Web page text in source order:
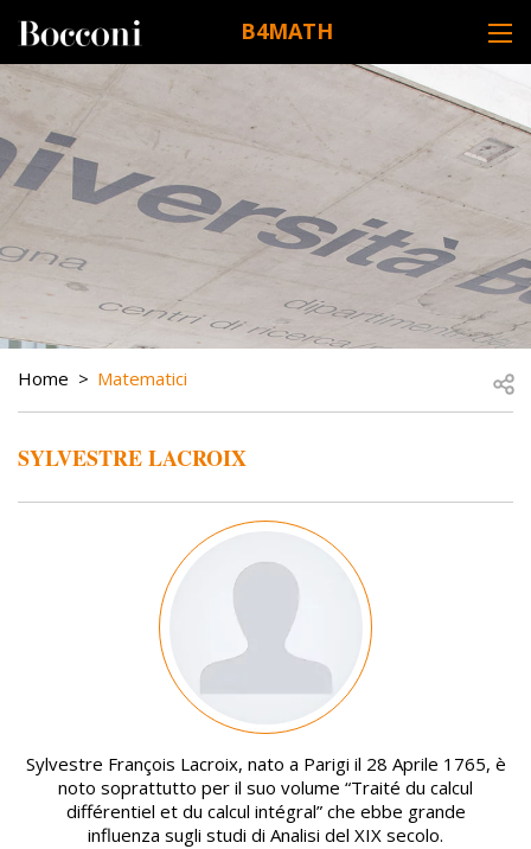
B4MATH
DESK NAVIGATION
BREADCRUMB
Home Matematici
SYLVESTRE LACROIX
Sylvestre François Lacroix, nato a Parigi il 28 Aprile 1765, è
noto soprattutto per il suo volume “Traité du calcul
différentiel et du calcul intégral” che ebbe grande
influenza sugli studi di Analisi del XIX secolo.